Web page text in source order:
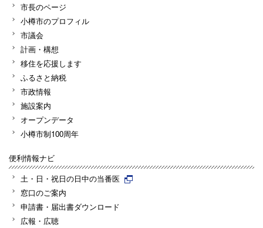
市長のページ
小樽市のプロフィル
市議会
計画・構想
移住を応援します
ふるさと納税
市政情報
施設案内
オープンデータ
小樽市制100周年
便利情報ナビ
土・日・祝日の日中の当番医
窓口のご案内
申請書・届出書ダウンロード
広報・広聴